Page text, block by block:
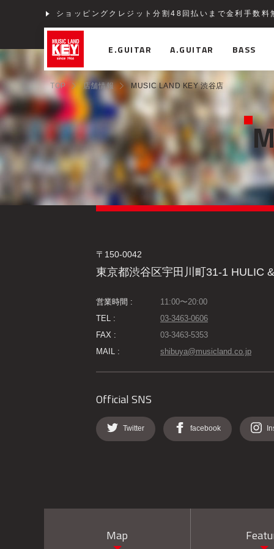
ショッピングクレジット分割48回払いまで金利手数料
E.GUITAR A.GUITAR BASS
TOP 店舗情報 MUSIC LAND KEY 渋谷店
〒150-0042
東京都渋谷区宇田川町31-1 HULIC
営業時間 :
11:00〜20:00
TEL :
03-3463-0606
FAX :
03-3463-5353
MAIL :
shibuya@musicland.co.jp
Official SNS
Twitter facebook
Map